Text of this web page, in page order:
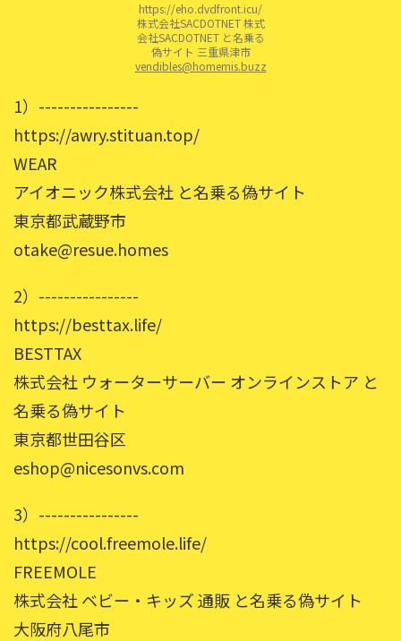
https://eho.dvdfront.icu/
株式会社SACDOTNET 株式
会社SACDOTNET と名乗る
偽サイト 三重県津市
vendibles@homemis.buzz
1）----------------
https://awry.stituan.top/
WEAR
アイオニック株式会社 と名乗る偽サイト
東京都武蔵野市
otake@resue.homes
2）----------------
https://besttax.life/
BESTTAX
株式会社 ウォーターサーバー オンラインストア と
名乗る偽サイト
東京都世田谷区
eshop@nicesonvs.com
3）----------------
https://cool.freemole.life/
FREEMOLE
株式会社 ベビー・キッズ 通販 と名乗る偽サイト
大阪府八尾市